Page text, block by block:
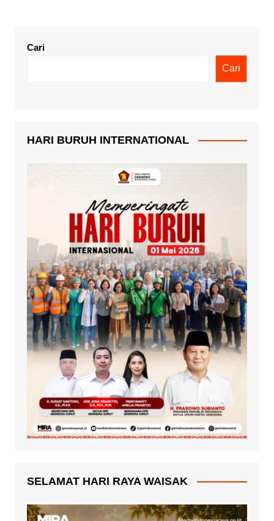
Cari
Cari
HARI BURUH INTERNATIONAL
SELAMAT HARI RAYA WAISAK